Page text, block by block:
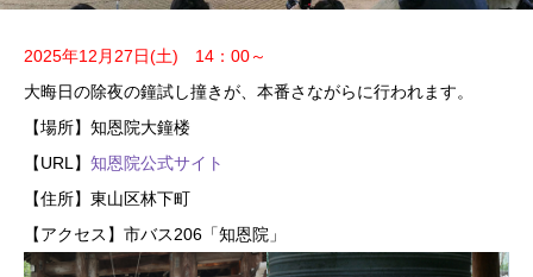
2025年12月27日(土) 14：00～
大晦日の除夜の鐘試し撞きが、本番さながらに行われます。
【場所】知恩院大鐘楼
【URL】 知恩院公式サイト
【住所】東山区林下町
【アクセス】市バス206「知恩院」